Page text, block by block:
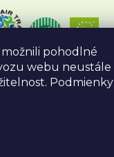
pohodlné
webu neustále
Podmienky